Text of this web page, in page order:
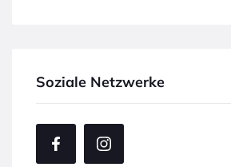
Soziale Netzwerke